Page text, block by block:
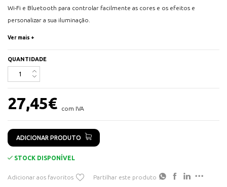
Wi-Fi e Bluetooth para controlar facilmente as cores e os efeitos e
personalizar a sua iluminação.
- Modos de sincronização reativa com a música
- Controlo de voz mãos-livres
- Funcionalidades inteligentes e potentes de aplicação
- Revestimento de proteção epóxi transparente
RGBICW
144LEDS
Ver mais +
QUANTIDADE
27,45€ com IVA
ADICIONAR PRODUTO
STOCK DISPONÍVEL
Adicionar aos favoritos Partilhar este produto